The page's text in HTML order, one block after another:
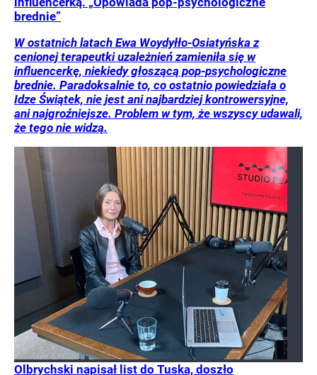
brednie”
W ostatnich latach Ewa Woydyłło-Osiatyńska z
cenionej terapeutki uzależnień zamieniła się w
influencerkę, niekiedy głoszącą pop-psychologiczne
brednie. Paradoksalnie to, co ostatnio powiedziała o
Idze Świątek, nie jest ani najbardziej kontrowersyjne,
ani najgroźniejsze. Problem w tym, że wszyscy udawali,
że tego nie widzą.
Olbrychski napisał list do Tuska, doszło